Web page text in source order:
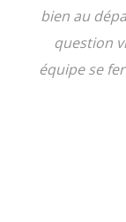
bien au
question
équipe se